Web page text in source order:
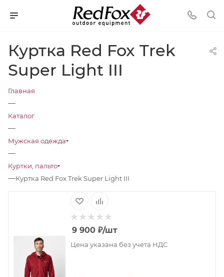
Куртка Red Fox Trek
Super Light III
Главная
—
Каталог
—
Мужская одежда
—
Куртки, пальто
—Куртка Red Fox Trek Super Light III
9 900 ₽/шт
Цена указана без учета НДС